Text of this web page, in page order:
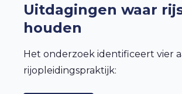
Uitdagingen waar
houden
Het onderzoek identificeert vier
rijopleidingspraktijk: